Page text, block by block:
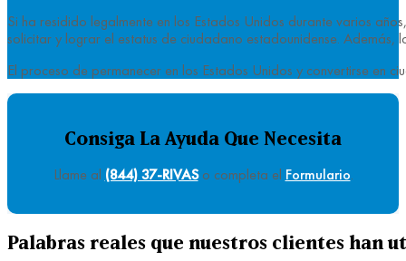
Si ha residido legalmente en los Estados Unidos durante varios
solicitar y lograr el estatus de ciudadano estadounidense.
El proceso de permanecer en los Estados Unidos y convertirse en
Consiga La Ayuda Que Necesita
Llame al (844) 37-RIVASo completa el Formulario.
Palabras reales que nuestros clientes han